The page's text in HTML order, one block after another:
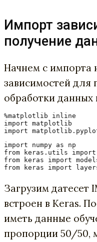
Импорт
получение
Начнем с импорта
зависимостей для
обработки
%matplotlib inline
import matplotlib
import
import numpy as np
from keras.utils
from keras import
from keras import
Загрузим датесет
встроен в Keras.
иметь данные
пропорции 50/50,